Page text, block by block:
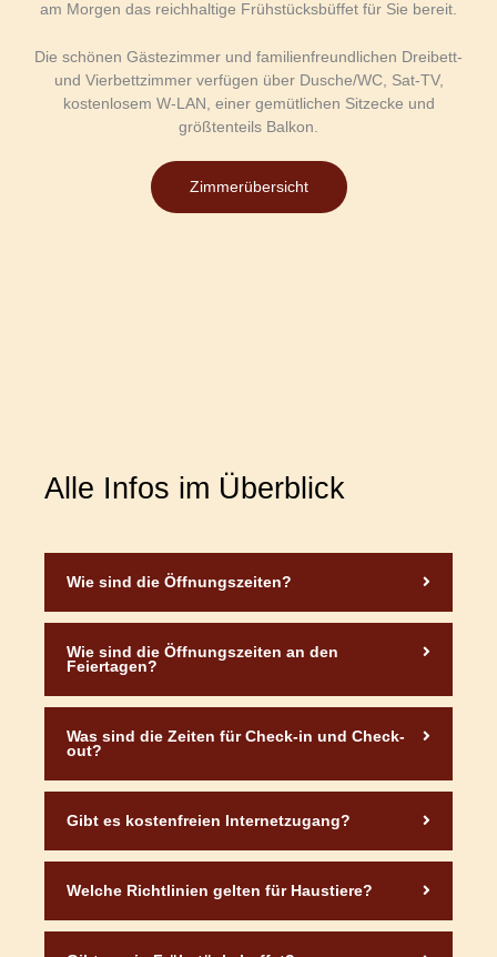
am Morgen das reichhaltige Frühstücksbüffet für Sie bereit.
Die schönen Gästezimmer und familienfreundlichen Dreibett-
und Vierbettzimmer verfügen über Dusche/WC, Sat-TV,
kostenlosem W-LAN, einer gemütlichen Sitzecke und
größtenteils Balkon.
Zimmerübersicht
Alle Infos im Überblick
Wie sind die Öffnungszeiten?
Wie sind die Öffnungszeiten an den
Feiertagen?
Was sind die Zeiten für Check-in und Check-
out?
Gibt es kostenfreien Internetzugang?
Welche Richtlinien gelten für Haustiere?